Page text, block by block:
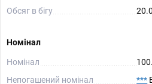
Обсяг в бігу
Номінал
Номінал
Непогашений номінал
***